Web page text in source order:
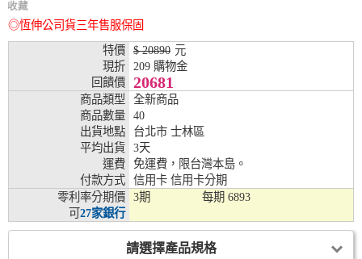
收藏
◎恆伸公司貨三年售服保固
特價
$ 20890 元
現折
209 購物金
回饋價
20681
商品類型
全新商品
商品數量
40
出貨地點
台北市 士林區
平均出貨
3天
運費
免運費，限台灣本島。
付款方式
信用卡 信用卡分期
零利率分期價
可27家銀行
3期 每期 6893
請選擇產品規格
兆豐銀行、合作金庫、第一銀行、華南銀行、
彰化銀行、上海銀行、富邦銀行、國泰世華、
台灣企銀、台中銀行、匯豐銀行、華泰銀行、
臺灣新光銀行、陽信銀行、聯邦銀行、遠東商
銀、元大銀行、永豐銀行、玉山銀行、凱基銀
行、星展銀行、台新銀行、安泰銀行、中國信
託、台灣樂天、三信商銀
兆豐銀行、合作金庫、第一銀行、華南銀行、
彰化銀行、上海銀行、富邦銀行、國泰世華、
台灣企銀、台中銀行、匯豐銀行、華泰銀行、
臺灣新光銀行、陽信銀行、聯邦銀行、遠東商
銀、元大銀行、永豐銀行、玉山銀行、凱基銀
行、星展銀行、台新銀行、安泰銀行、中國信
託、台灣樂天、三信商銀